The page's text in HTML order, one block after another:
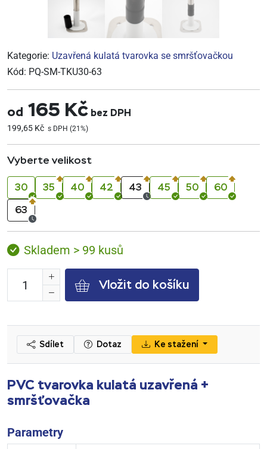
Kategorie: Uzavřená kulatá tvarovka se smršťovačkou
Kód: PQ-SM-TKU30-63
od 165 Kč bez DPH
199,65 Kč s DPH (21%)
Vyberte velikost
30 35 40 42 43 45 50
60
63
Skladem > 99 kusů
Vložit do košíku
Sdílet Dotaz Ke stažení
PVC tvarovka kulatá uzavřená +
smršťovačka
Parametry